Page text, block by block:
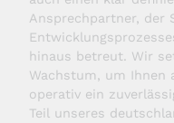
Ansprechpartner, der
hinaus betreut. Wir
Wachstum, um Ihnen
operativ ein
Teil unseres